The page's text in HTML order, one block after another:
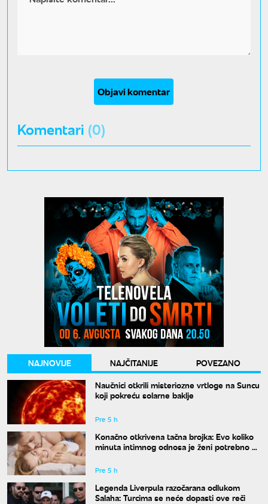
Objavi komentar
Komentari (0)
NAJNOVIJE NAJČITANIJE
POVEZANO
Naučnici otkrili misteriozne vrtloge na Suncu
koji pokreću solarne baklje
Pre 5 h
Konačno otkrivena tačna brojka: Evo koliko
minuta intimnog odnosa je ženi potrebno da
Pre 5 h
Legenda Liverpula razočarana odlukom
Salaha: Turcima se neće dopasti ove reči